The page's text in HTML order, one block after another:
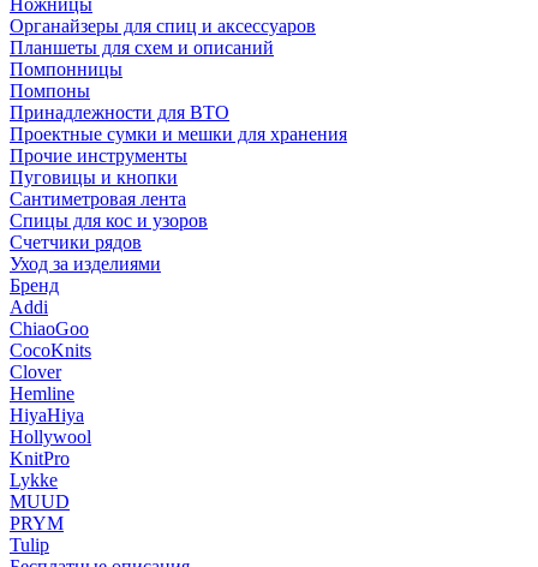
Ножницы
Органайзеры для спиц и аксессуаров
Планшеты для схем и описаний
Помпонницы
Помпоны
Принадлежности для ВТО
Проектные сумки и мешки для хранения
Прочие инструменты
Пуговицы и кнопки
Сантиметровая лента
Спицы для кос и узоров
Счетчики рядов
Уход за изделиями
Бренд
Addi
ChiaoGoo
CocoKnits
Clover
Hemline
HiyaHiya
Hollywool
KnitPro
Lykke
MUUD
PRYM
Tulip